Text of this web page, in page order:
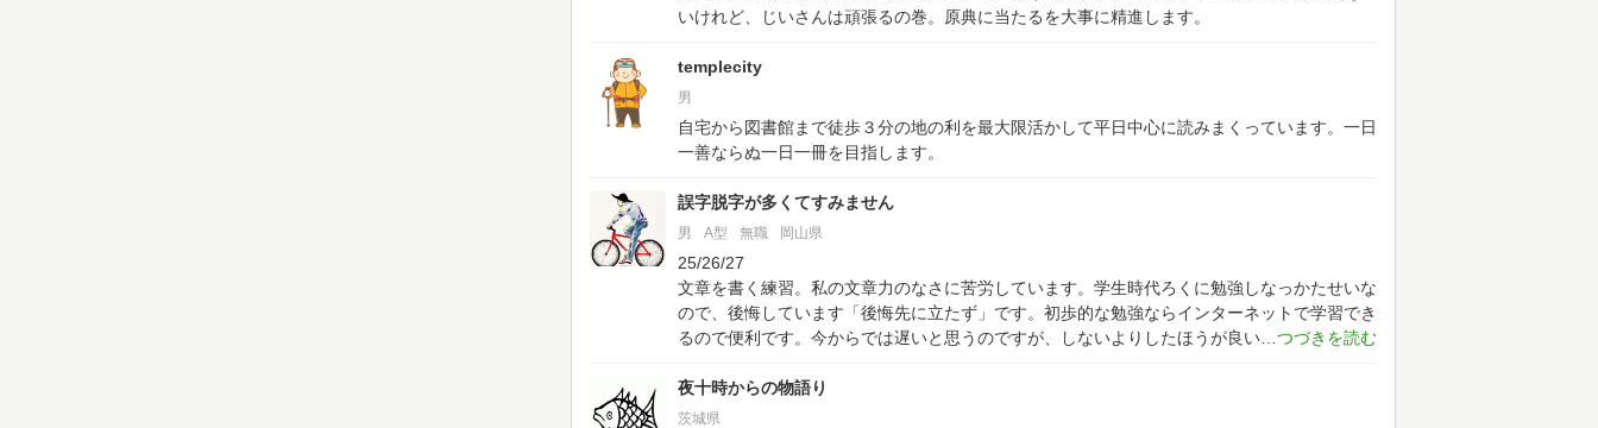
いけれど、じいさんは頑張るの巻。原典に当たるを大事に精進します。
templecity
男
自宅から図書館まで徒歩３分の地の利を最大限活かして平日中心に読みまくっています。一日
一善ならぬ一日一冊を目指します。
誤字脱字が多くてすみません
男 A型 無職 岡山県
25/26/27
文章を書く練習。私の文章力のなさに苦労しています。学生時代ろくに勉強しなっかたせいな
ので、後悔しています「後悔先に立たず」です。初歩的な勉強ならインターネットで学習でき
るので便利です。今からでは遅いと思うのですが、しないよりしたほうが良い
夜十時からの物語り
茨城県